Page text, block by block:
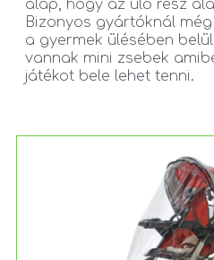
alap, hogy az ülő rész
Bizonyos gyártóknál
a gyermek ülésében
vannak mini zsebek
játékot bele lehet tenni.